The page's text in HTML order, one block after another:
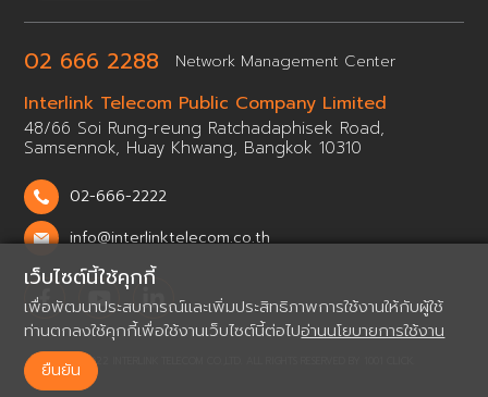
02 666 2288 Network Management Center
Interlink Telecom Public Company Limited
48/66 Soi Rung-reung Ratchadaphisek Road,
Samsennok, Huay Khwang, Bangkok 10310
02-666-2222
info@interlinktelecom.co.th
© 2022 INTERLINK TELECOM CO.,LTD. ALL RIGHTS RESERVED BY
เว็บไซต์นี้ใช้คุกกี้
เพื่อพัฒนาประสบการณ์และเพิ่มประสิทธิภาพการใช้งานให้กับผู้ใช้
ท่านตกลงใช้คุกกี้เพื่อใช้งานเว็บไซต์นี้ต่อไปอ่านนโยบายการใช้งาน
ยืนยัน